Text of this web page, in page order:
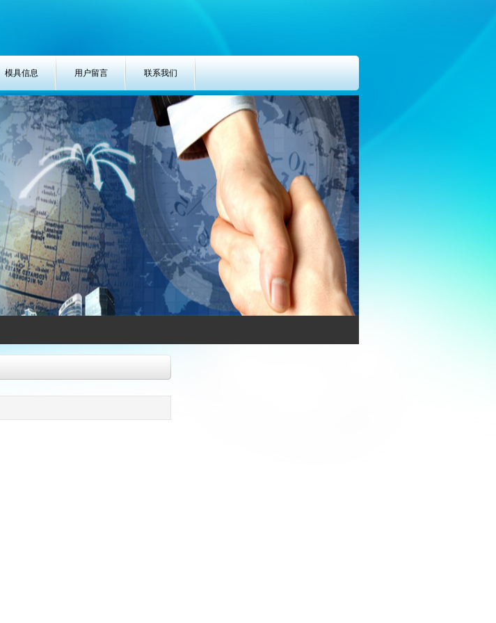
模具信息 用户留言 联系我们